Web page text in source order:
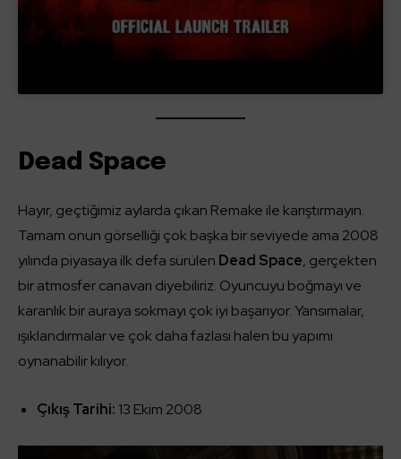
Dead Space
Hayır, geçtiğimiz aylarda çıkan Remake ile karıştırmayın.
Tamam onun görselliği çok başka bir seviyede ama 2008
yılında piyasaya ilk defa sürülen Dead Space, gerçekten
bir atmosfer canavarı diyebiliriz. Oyuncuyu boğmayı ve
karanlık bir auraya sokmayı çok iyi başarıyor. Yansımalar,
ışıklandırmalar ve çok daha fazlası halen bu yapımı
oynanabilir kılıyor.
Çıkış Tarihi: 13 Ekim 2008